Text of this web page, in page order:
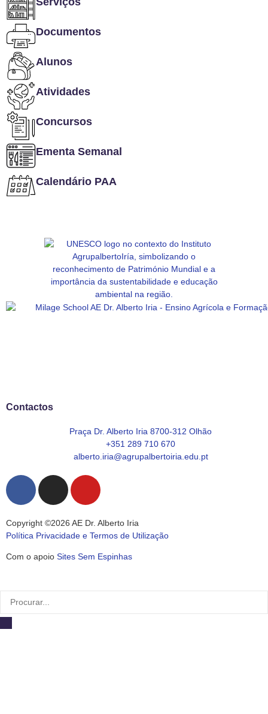
Documentos
Alunos
Atividades
Concursos
Ementa Semanal
Calendário PAA
Contactos
Praça Dr. Alberto Iria 8700-312 Olhão
+351 289 710 670
alberto.iria@agrupalbertoiria.edu.pt
Copyright ©2026 AE Dr. Alberto Iria
Política Privacidade e Termos de Utilização
Com o apoio Sites Sem Espinhas